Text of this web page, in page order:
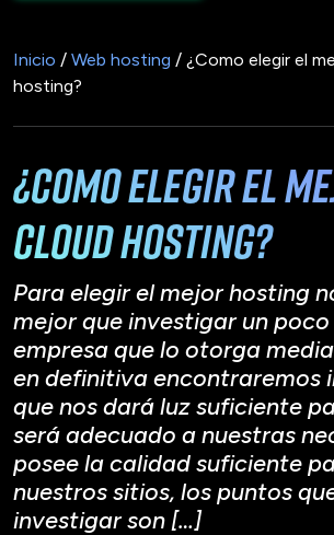
Inicio / Web hosting / ¿Como elegir el
hosting?
¿Como elegir el
cloud hosting?
Para elegir el mejor hosting
mejor que investigar un
empresa que lo otorga
en definitiva encontraremos
que nos dará luz suficiente
será adecuado a nuestras
posee la calidad suficiente
nuestros sitios, los puntos
investigar son […]